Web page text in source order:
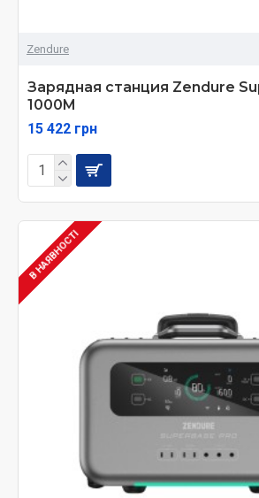
Zendure
Зарядная станция Zendure
1000M
15 422 грн
В НАЯВНОСТІ